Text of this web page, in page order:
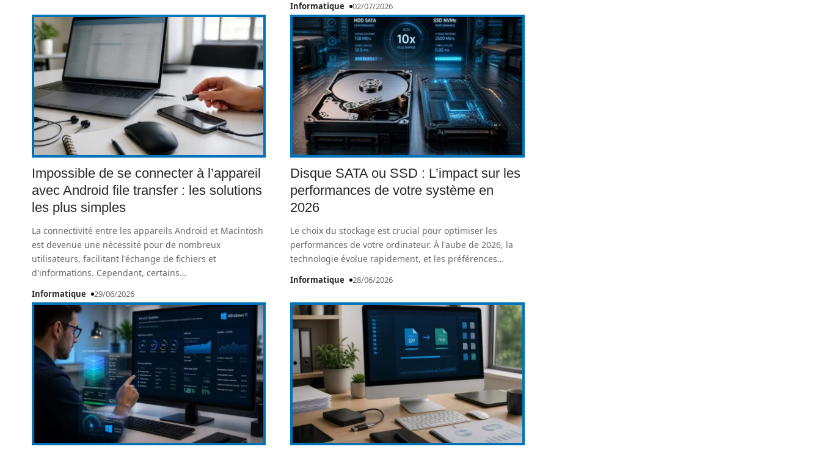
Informatique 02/07/2026
Impossible de se connecter à l’appareil
avec Android file transfer : les solutions
les plus simples
La connectivité entre les appareils Android et Macintosh
est devenue une nécessité pour de nombreux
utilisateurs, facilitant l'échange de fichiers et
d'informations. Cependant, certains…
Informatique 29/06/2026
Disque SATA ou SSD : L’impact sur les
performances de votre système en
2026
Le choix du stockage est crucial pour optimiser les
performances de votre ordinateur. À l'aube de 2026, la
technologie évolue rapidement, et les préférences…
Informatique 28/06/2026